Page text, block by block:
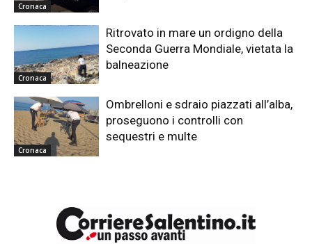
Cronaca
Cronaca
Ritrovato in mare un ordigno della
Seconda Guerra Mondiale, vietata la
balneazione
Cronaca
Ombrelloni e sdraio piazzati all’alba,
proseguono i controlli con
sequestri e multe